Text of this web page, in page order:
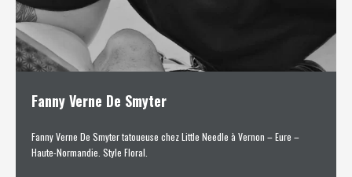
Fanny Verne De Smyter
Fanny Verne De Smyter tatoueuse chez Little Needle à Vernon – Eure –
Haute-Normandie. Style Floral.